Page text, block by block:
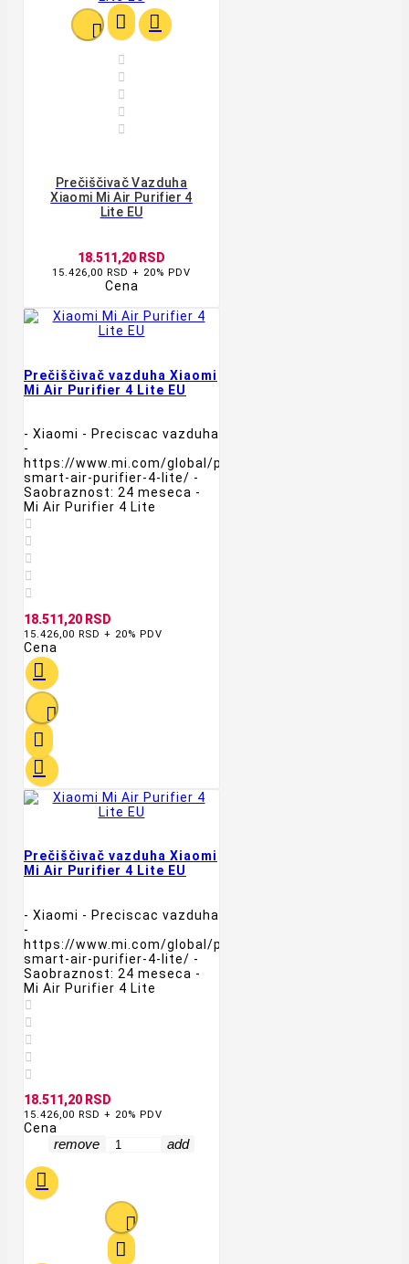
  





Prečiščivač Vazduha
Xiaomi Mi Air Purifier 4
Lite EU
18.511,20 RSD
15.426,00 RSD + 20% PDV
Cena
Prečiščivač vazduha Xiaomi
Mi Air Purifier 4 Lite EU
- Xiaomi - Preciscac vazduha
-
https://www.mi.com/global/product/xiaomi-
smart-air-purifier-4-lite/ -
Saobraznost: 24 meseca -
Mi Air Purifier 4 Lite





18.511,20 RSD
15.426,00 RSD + 20% PDV
Cena




Prečiščivač vazduha Xiaomi
Mi Air Purifier 4 Lite EU
- Xiaomi - Preciscac vazduha
-
https://www.mi.com/global/product/xiaomi-
smart-air-purifier-4-lite/ -
Saobraznost: 24 meseca -
Mi Air Purifier 4 Lite





18.511,20 RSD
15.426,00 RSD + 20% PDV
Cena
remove add


